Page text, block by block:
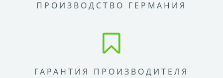
ПРОИЗВОДСТВО ГЕРМАНИЯ
ГАРАНТИЯ ПРОИЗВОДИТЕЛЯ